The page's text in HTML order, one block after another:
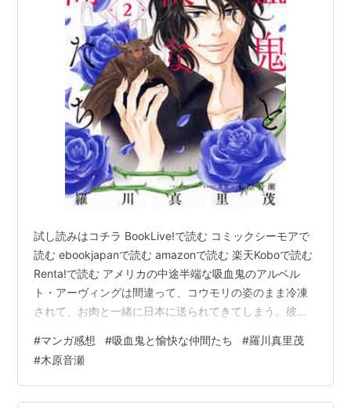
試し読みはコチラ BookLive!で読む コミックシーモアで
読む ebookjapanで読む amazonで読む 楽天Koboで読む
Renta!で読む アメリカの中途半端な吸血鬼のアルベル
ト・アーヴィングは間違って、コウモリの姿のまま冷凍
されて、お肉と一緒に日本に送られてきてしまう。彼が
暁（アキラ）に出会って起こるドタバタヒューマンドラ
マ。 連載中。既刊4巻。マンガParkで2巻まで読んでの感
想です。 2019年に4巻が出た後、続きが出てないようで
今は休載中なのかな？原作は小説で、それをコミカライ
#マンガ感想 #吸血鬼と愉快な仲間たち #羅川真里茂
#木原音瀬